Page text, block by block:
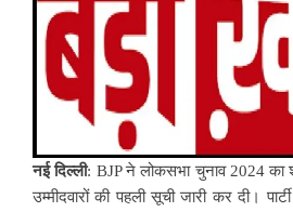
नई दिल्ली: BJP ने लोकसभा चुनाव 2024 का
उम्मीदवारों की पहली सूची जारी कर दी।